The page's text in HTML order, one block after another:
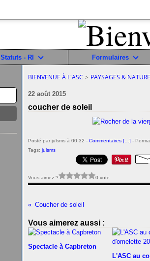
Statuts - RI Formulaires
BIENVENUE À L'ASC > PAYSAGES & NATURE
22 août 2015
coucher de soleil
Posté par julsms à 00:32 - Commentaires [ ] -
Tags: julsms
Vous aimez ? 0 vote
Coucher de soleil
Vous aimerez aussi :
Spectacle à Capbreton
L'ASC au